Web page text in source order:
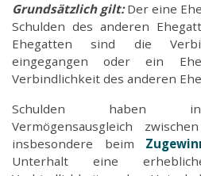
Grundsätzlich gilt:Der eine
Schulden des anderen
Ehegatten sind die
eingegangen oder ein
Verbindlichkeit des anderen
Schulden haben
Vermögensausgleich
insbesondere beim
Unterhalt eine